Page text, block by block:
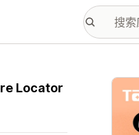
Locator
配图